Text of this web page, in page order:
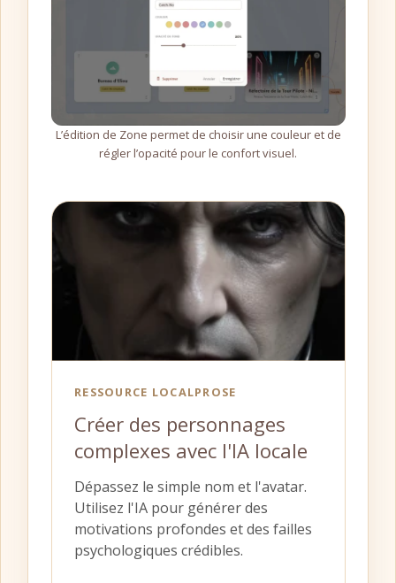
L’édition de Zone permet de choisir une couleur et de
régler l’opacité pour le confort visuel.
RESSOURCE LOCALPROSE
Créer des personnages
complexes avec l'IA locale
Dépassez le simple nom et l'avatar.
Utilisez l'IA pour générer des
motivations profondes et des failles
psychologiques crédibles.